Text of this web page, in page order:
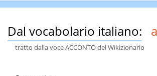
Dal vocabolario italiano:
tratto dalla voce ACCONTO del Wikizionario